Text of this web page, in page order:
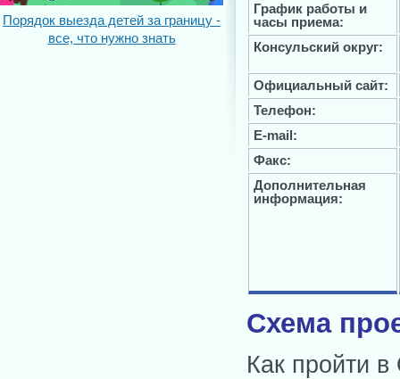
Порядок выезда детей за границу -
все, что нужно знать
График работы и
часы приема:
Консульский округ:
Официальный сайт:
Телефон:
E-mail:
Факс:
Дополнительная
информация:
Схема
Как пройти